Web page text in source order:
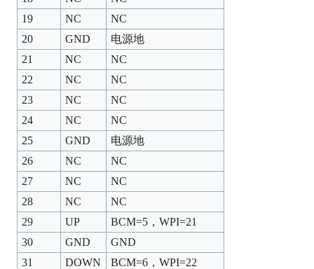
19
NC
NC
20
GND
电源地
21
NC
NC
22
NC
NC
23
NC
NC
24
NC
NC
25
GND
电源地
26
NC
NC
27
NC
NC
28
NC
NC
29
UP
BCM=5，WPI=21
30
GND
GND
31
DOWN
BCM=6，WPI=22